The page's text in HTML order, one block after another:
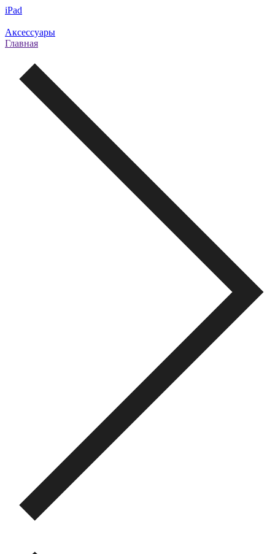
iPad
Аксессуары
Главная